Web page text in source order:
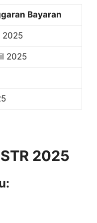
Bayaran
2025
2025
2025